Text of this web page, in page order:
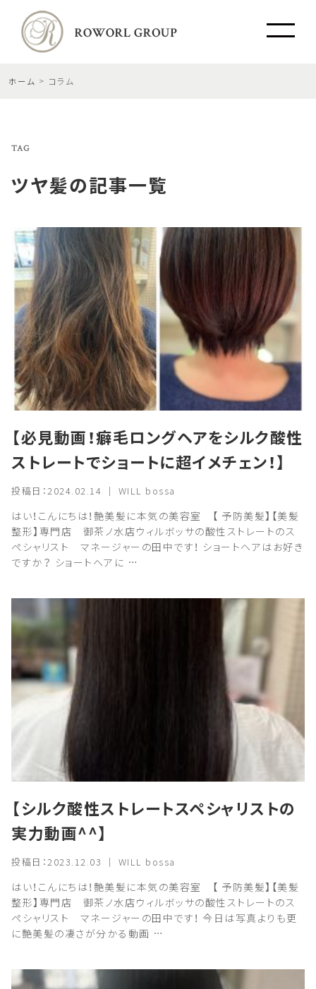
ホーム コラム
TAG
ツヤ髪の記事一覧
【必見動画！癖毛ロングヘアをシルク酸性
ストレートでショートに超イメチェン！】
投稿日：2024.02.14 ｜ WILL bossa
はい！こんにちは！艶美髪に本気の美容室 【 予防美髪】【美髪
整形】専門店 御茶ノ水店ウィルボッサの酸性ストレートのス
ペシャリスト マネージャーの田中です！ ショートヘアはお好き
ですか？ ショートヘアに …
【シルク酸性ストレートスペシャリストの
実力動画^^】
投稿日：2023.12.03 ｜ WILL bossa
はい！こんにちは！艶美髪に本気の美容室 【 予防美髪】【美髪
整形】専門店 御茶ノ水店ウィルボッサの酸性ストレートのス
ペシャリスト マネージャーの田中です！ 今日は写真よりも更
に艶美髪の凄さが分かる動画 …